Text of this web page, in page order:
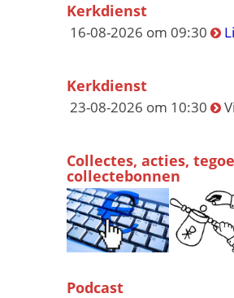
Kerkdienst
16-08-2026 om 09:30
Kerkdienst
23-08-2026 om 10:30
Collectes, acties,
collectebonnen
Podcast